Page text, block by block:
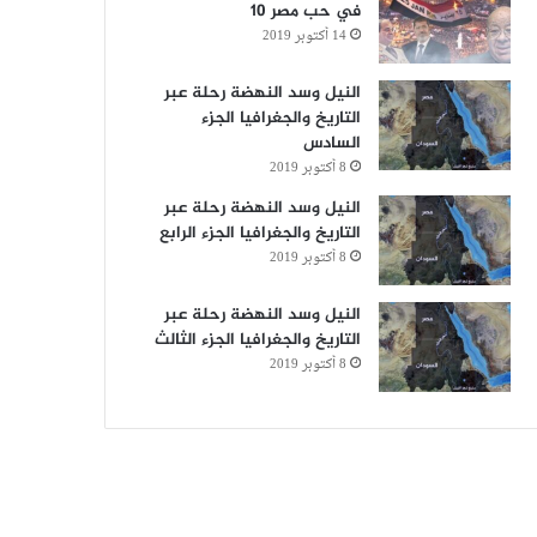
في حب مصر 10
14 أكتوبر 2019
النيل وسد النهضة رحلة عبر
التاريخ والجغرافيا الجزء
السادس
8 أكتوبر 2019
النيل وسد النهضة رحلة عبر
التاريخ والجغرافيا الجزء الرابع
8 أكتوبر 2019
النيل وسد النهضة رحلة عبر
التاريخ والجغرافيا الجزء الثالث
8 أكتوبر 2019